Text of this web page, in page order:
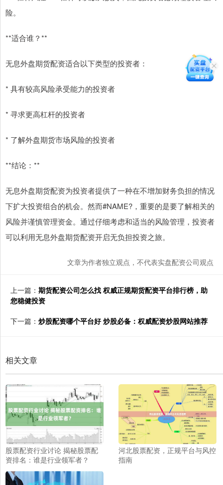
险。
**适合谁？**
无息外盘期货配资适合以下类型的投资者：
* 具有较高风险承受能力的投资者
* 寻求更高杠杆的投资者
* 了解外盘期货市场风险的投资者
**结论：**
无息外盘期货配资为投资者提供了一种在不增加财务负担的情况
下扩大投资组合的机会。然而#NAME?，重要的是要了解相关的
风险并谨慎管理资金。通过仔细考虑和适当的风险管理，投资者
可以利用无息外盘期货配资开启无负担投资之旅。
文章为作者独立观点，不代表实盘配资公司观点
上一篇： 期货配资公司怎么找 权威正规期货配资平台排行榜，助
您稳健投资
下一篇： 炒股配资哪个平台好 炒股必备：权威配资炒股网站推荐
相关文章
股票配资行业讨论 揭秘股票配
资排名：谁是行业领军者？
河北股票配资，正规平台与风控
指南